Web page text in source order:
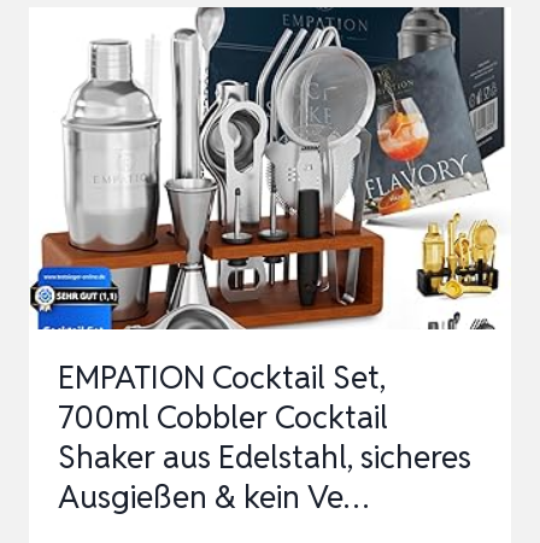
11TLG
825ML
BOSTON
COCKTAIL
SHAKER
SET
MIT
STÄNDER
BAR
ZUBEHÖR,
…
EMPATION Cocktail Set,
700ml Cobbler Cocktail
Shaker aus Edelstahl, sicheres
Ausgießen & kein Ve…